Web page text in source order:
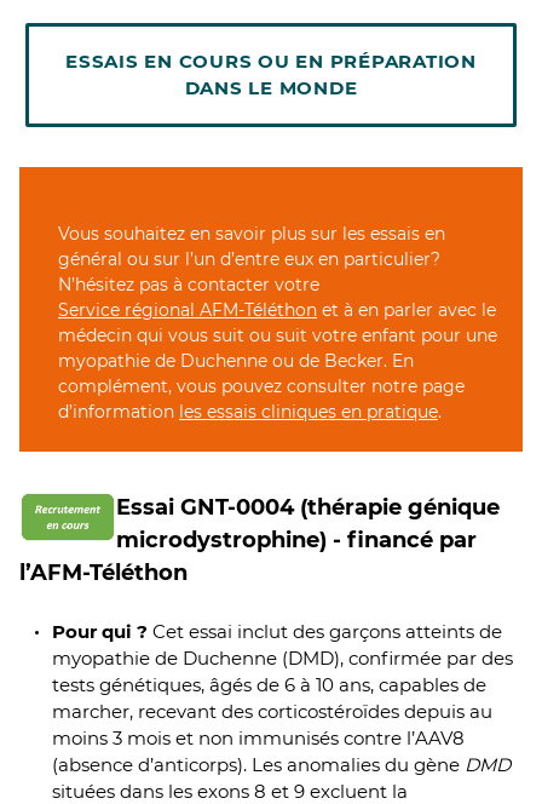
ESSAIS EN COURS OU EN PRÉPARATION
DANS LE MONDE
Vous souhaitez en savoir plus sur les essais en
général ou sur l’un d’entre eux en particulier?
N’hésitez pas à contacter votre
Service régional AFM-Téléthon et à en parler avec le
médecin qui vous suit ou suit votre enfant pour une
myopathie de Duchenne ou de Becker. En
complément, vous pouvez consulter notre page
d’information les essais cliniques en pratique.
Essai GNT-0004 (thérapie génique
microdystrophine) - financé par
l’AFM-Téléthon
Pour qui ? Cet essai inclut des garçons atteints de
myopathie de Duchenne (DMD), confirmée par des
tests génétiques, âgés de 6 à 10 ans, capables de
marcher, recevant des corticostéroïdes depuis au
moins 3 mois et non immunisés contre l’AAV8
(absence d’anticorps). Les anomalies du gène DMD
situées dans les exons 8 et 9 excluent la